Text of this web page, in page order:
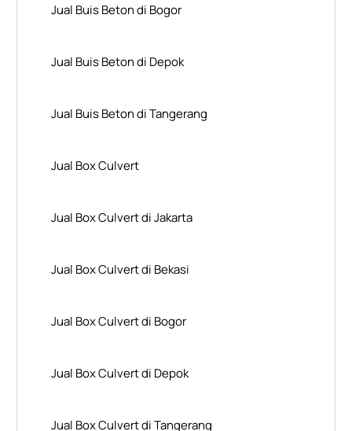
Jual Buis Beton di Bogor
Jual Buis Beton di Depok
Jual Buis Beton di Tangerang
Jual Box Culvert
Jual Box Culvert di Jakarta
Jual Box Culvert di Bekasi
Jual Box Culvert di Bogor
Jual Box Culvert di Depok
Jual Box Culvert di Tangerang